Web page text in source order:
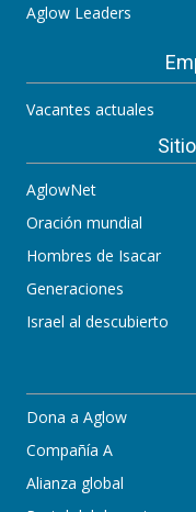
Aglow Leaders
Vacantes actuales
AglowNet
Oración mundial
Hombres de Isacar
Generaciones
Israel al descubierto
Dona a Aglow
Compañía A
Alianza global